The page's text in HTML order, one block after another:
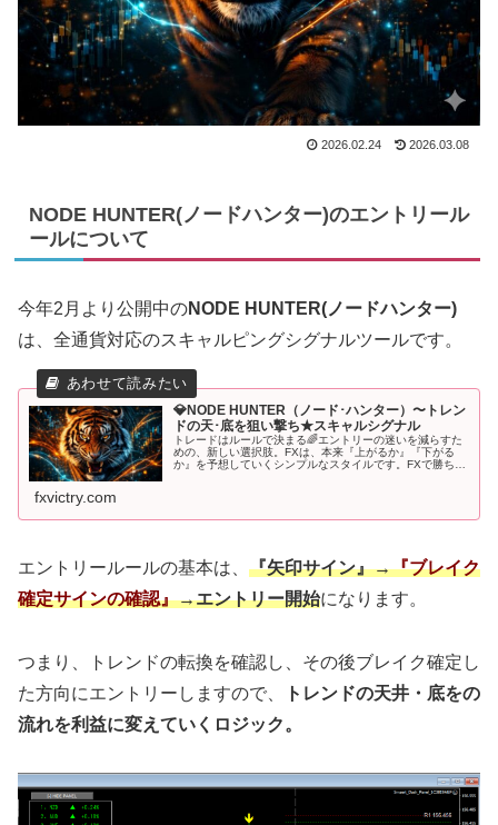
2026.02.24 2026.03.08
NODE HUNTER(ノードハンター)のエントリール
ールについて
今年2月より公開中のNODE HUNTER(ノードハンター)
は、全通貨対応のスキャルピングシグナルツールです。
💎NODE HUNTER（ノード･ハンター）〜トレン
ドの天･底を狙い撃ち★スキャルシグナル
トレードはルールで決まる🌈エントリーの迷いを減らすた
めの、新しい選択肢。FXは、本来『上がるか』『下がる
か』を予想していくシンプルなスタイルです。FXで勝ち続
fxvictry.com
エントリールールの基本は、 『矢印サイン』→『ブレイク
確定サインの確認』→エントリー開始になります。
つまり、トレンドの転換を確認し、その後ブレイク確定し
た方向にエントリーしますので、
トレンドの天井・底をの
流れを利益に変えていくロジック。